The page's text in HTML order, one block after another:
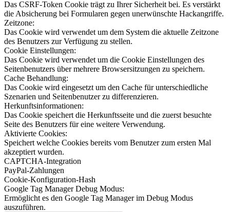
Das CSRF-Token Cookie trägt zu Ihrer Sicherheit bei. Es verstärkt
die Absicherung bei Formularen gegen unerwünschte Hackangriffe.
Zeitzone:
Das Cookie wird verwendet um dem System die aktuelle Zeitzone
des Benutzers zur Verfügung zu stellen.
Cookie Einstellungen:
Das Cookie wird verwendet um die Cookie Einstellungen des
Seitenbenutzers über mehrere Browsersitzungen zu speichern.
Cache Behandlung:
Das Cookie wird eingesetzt um den Cache für unterschiedliche
Szenarien und Seitenbenutzer zu differenzieren.
Herkunftsinformationen:
Das Cookie speichert die Herkunftsseite und die zuerst besuchte
Seite des Benutzers für eine weitere Verwendung.
Aktivierte Cookies:
Speichert welche Cookies bereits vom Benutzer zum ersten Mal
akzeptiert wurden.
CAPTCHA-Integration
PayPal-Zahlungen
Cookie-Konfiguration-Hash
Google Tag Manager Debug Modus:
Ermöglicht es den Google Tag Manager im Debug Modus
auszuführen.